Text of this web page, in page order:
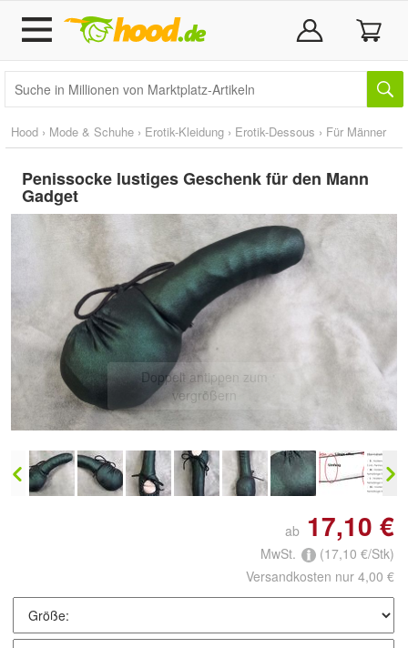
Hood › Mode & Schuhe › Erotik-Kleidung › Erotik-Dessous › Für Männer
Penissocke lustiges Geschenk für den Mann
Gadget
Doppelt antippen zum
vergrößern
ab 17,10 €
MwSt.
(17,10 €/Stk)
Versandkosten nur 4,00 €